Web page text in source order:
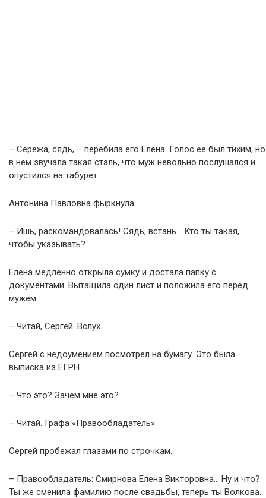
– Сережа, сядь, – перебила его Елена. Голос ее был тихим, но
в нем звучала такая сталь, что муж невольно послушался и
опустился на табурет.
Антонина Павловна фыркнула.
– Ишь, раскомандовалась! Сядь, встань… Кто ты такая,
чтобы указывать?
Елена медленно открыла сумку и достала папку с
документами. Вытащила один лист и положила его перед
мужем.
– Читай, Сергей. Вслух.
Сергей с недоумением посмотрел на бумагу. Это была
выписка из ЕГРН.
– Что это? Зачем мне это?
– Читай. Графа «Правообладатель».
Сергей пробежал глазами по строчкам.
– Правообладатель: Смирнова Елена Викторовна… Ну и что?
Ты же сменила фамилию после свадьбы, теперь ты Волкова.